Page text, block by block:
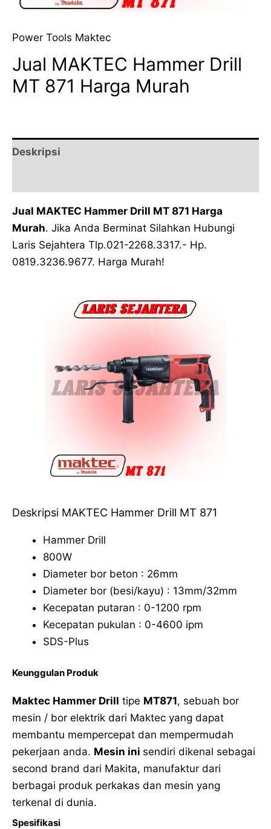
Power Tools Maktec
Jual MAKTEC Hammer Drill
MT 871 Harga Murah
Deskripsi
Jual MAKTEC Hammer Drill MT 871 Harga
Murah. Jika Anda Berminat Silahkan Hubungi
Laris Sejahtera Tlp.021-2268.3317.- Hp.
0819.3236.9677. Harga Murah!
Deskripsi MAKTEC Hammer Drill MT 871
Hammer Drill
800W
Diameter bor beton : 26mm
Diameter bor (besi/kayu) : 13mm/32mm
Kecepatan putaran : 0-1200 rpm
Kecepatan pukulan : 0-4600 ipm
SDS-Plus
Keunggulan Produk
Maktec Hammer Drill tipe MT871, sebuah bor
mesin / bor elektrik dari Maktec yang dapat
membantu mempercepat dan mempermudah
pekerjaan anda. Mesin ini sendiri dikenal sebagai
second brand dari Makita, manufaktur dari
berbagai produk perkakas dan mesin yang
terkenal di dunia.
Spesifikasi